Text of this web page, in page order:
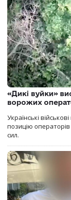
«Дикі вуйки»
ворожих
Українські
позицію операторів
сил.